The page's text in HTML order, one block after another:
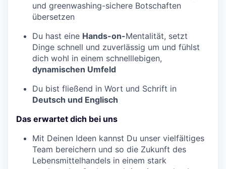
und greenwashing-sichere Botschaften
übersetzen
Du hast eine Hands-on-Mentalität, setzt
Dinge schnell und zuverlässig um und fühlst
dich wohl in einem schnelllebigen,
dynamischen Umfeld
Du bist fließend in Wort und Schrift in
Deutsch und Englisch
Das erwartet dich bei uns
Mit Deinen Ideen kannst Du unser vielfältiges
Team bereichern und so die Zukunft des
Lebensmittelhandels in einem stark